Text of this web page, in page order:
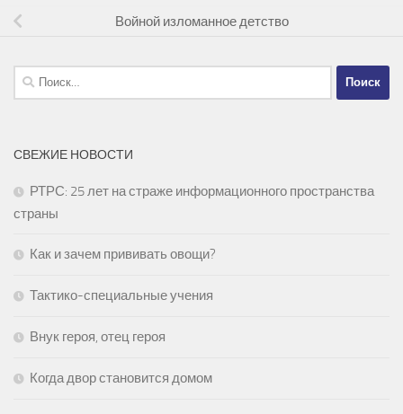
Войной изломанное детство
Найти:
СВЕЖИЕ НОВОСТИ
РТРС: 25 лет на страже информационного пространства
страны
Как и зачем прививать овощи?
Тактико-специальные учения
Внук героя, отец героя
Когда двор становится домом